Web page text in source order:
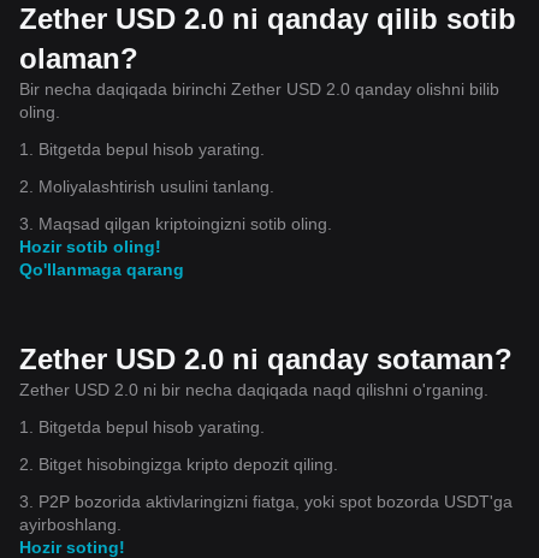
Zether USD 2.0 ni qanday qilib sotib
olaman?
Bir necha daqiqada birinchi Zether USD 2.0 qanday olishni bilib
oling.
1. Bitgetda bepul hisob yarating.
2. Moliyalashtirish usulini tanlang.
3. Maqsad qilgan kriptoingizni sotib oling.
Hozir sotib oling!
Qo'llanmaga qarang
Zether USD 2.0 ni qanday sotaman?
Zether USD 2.0 ni bir necha daqiqada naqd qilishni o'rganing.
1. Bitgetda bepul hisob yarating.
2. Bitget hisobingizga kripto depozit qiling.
3. P2P bozorida aktivlaringizni fiatga, yoki spot bozorda USDT'ga
ayirboshlang.
Hozir soting!